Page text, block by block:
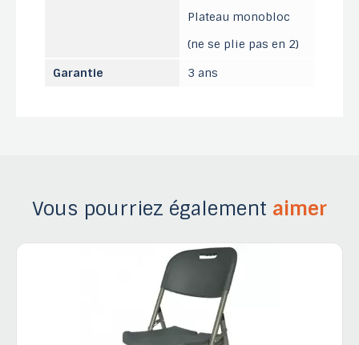
Plateau monobloc
(ne se plie pas en 2)
Garantie
3 ans
Vous pourriez également aimer